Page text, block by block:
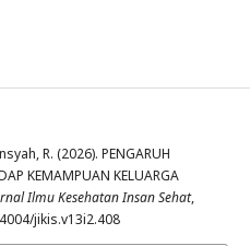
R. (2026). PENGARUH
KEMAMPUAN KELUARGA
Ilmu Kesehatan Insan Sehat,
jikis.v13i2.408